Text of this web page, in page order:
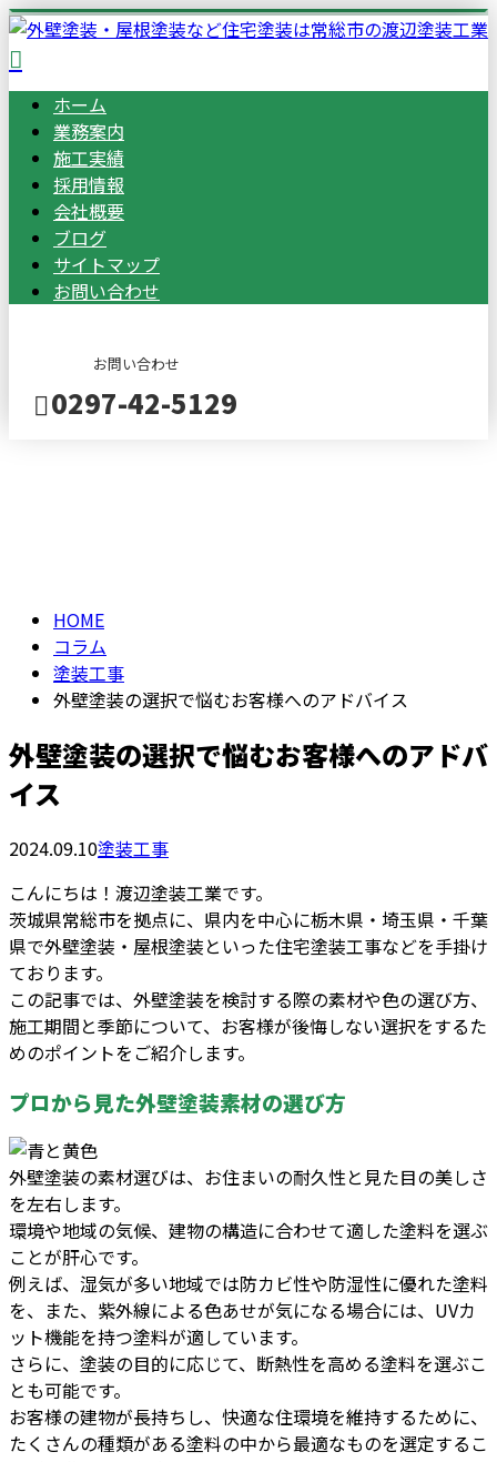
ホーム
業務案内
施工実績
採用情報
会社概要
ブログ
サイトマップ
お問い合わせ
お問い合わせ
0297-42-5129
HOME
コラム
塗装工事
外壁塗装の選択で悩むお客様へのアドバイス
外壁塗装の選択で悩むお客様へのアドバ
イス
2024.09.10塗装工事
こんにちは！渡辺塗装工業です。
茨城県常総市を拠点に、県内を中心に栃木県・埼玉県・千葉
県で外壁塗装・屋根塗装といった住宅塗装工事などを手掛け
ております。
この記事では、外壁塗装を検討する際の素材や色の選び方、
施工期間と季節について、お客様が後悔しない選択をするた
めのポイントをご紹介します。
プロから見た外壁塗装素材の選び方
外壁塗装の素材選びは、お住まいの耐久性と見た目の美しさ
を左右します。
環境や地域の気候、建物の構造に合わせて適した塗料を選ぶ
ことが肝心です。
例えば、湿気が多い地域では防カビ性や防湿性に優れた塗料
を、また、紫外線による色あせが気になる場合には、UVカ
ット機能を持つ塗料が適しています。
さらに、塗装の目的に応じて、断熱性を高める塗料を選ぶこ
とも可能です。
お客様の建物が長持ちし、快適な住環境を維持するために、
たくさんの種類がある塗料の中から最適なものを選定するこ